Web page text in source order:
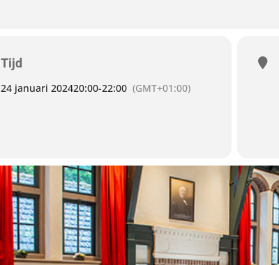
Tijd
24 januari 202420:00-22:00 (GMT+01:00)